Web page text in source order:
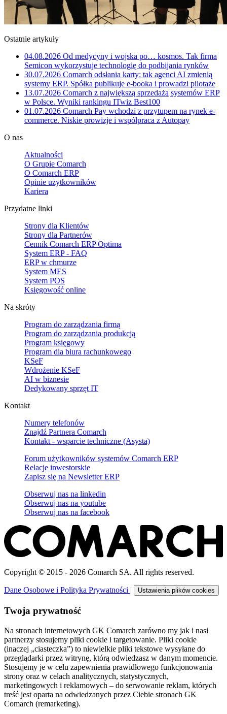
Ostatnie artykuły
04.08.2026 Od medycyny i wojska po… kosmos. Tak firma
Semicon wykorzystuje technologię do podbijania rynków
30.07.2026 Comarch odsłania karty: tak agenci AI zmienią
systemy ERP. Spółka publikuje e-booka i prowadzi pilotaże
13.07.2026 Comarch z największą sprzedażą systemów ERP
w Polsce. Wyniki rankingu ITwiz Best100
01.07.2026 Comarch Pay wchodzi z przytupem na rynek e-
commerce. Niskie prowizje i współpraca z Autopay
O nas
Aktualności
O Grupie Comarch
O Comarch ERP
Opinie użytkowników
Kariera
Przydatne linki
Strony dla Klientów
Strony dla Partnerów
Cennik Comarch ERP Optima
System ERP - FAQ
ERP w chmurze
System MES
System POS
Księgowość online
Na skróty
Program do zarządzania firmą
Program do zarządzania produkcją
Program księgowy
Program dla biura rachunkowego
KSeF
Wdrożenie KSeF
AI w biznesie
Dedykowany sprzęt IT
Kontakt
Numery telefonów
Znajdź Partnera Comarch
Kontakt - wsparcie techniczne (Asysta)
Forum użytkowników systemów Comarch ERP
Relacje inwestorskie
Zapisz się na Newsletter ERP
Obserwuj nas na linkedin
Obserwuj nas na youtube
Obserwuj nas na facebook
Copyright © 2015 - 2026 Comarch SA. All rights reserved.
Dane Osobowe i Polityka Prywatności | Ustawienia plików cookies
Twoja prywatność
Na stronach internetowych GK Comarch zarówno my jak i nasi
partnerzy stosujemy pliki cookie i targetowanie. Pliki cookie
(inaczej „ciasteczka”) to niewielkie pliki tekstowe wysyłane do
przeglądarki przez witrynę, którą odwiedzasz w danym momencie.
Stosujemy je w celu zapewnienia prawidłowego funkcjonowania
strony oraz w celach analitycznych, statystycznych,
marketingowych i reklamowych – do serwowanie reklam, których
treść jest oparta na odwiedzanych przez Ciebie stronach GK
Comarch (remarketing).